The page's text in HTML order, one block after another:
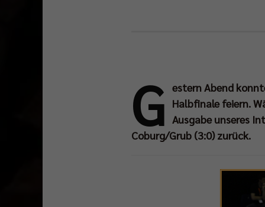
G estern Abend
Halbfinale feiern.
Ausgabe unseres
Coburg/Grub (3:0) zurück.